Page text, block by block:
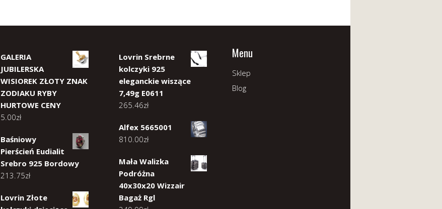
GALERIA
JUBILERSKA
WISIOREK ZŁOTY ZNAK
ZODIAKU RYBY
HURTOWE CENY
5.00zł
Baśniowy
Pierścień Eudialit
Srebro 925 Bordowy
213.75zł
Lovrin Złote
Lovrin Srebrne
kolczyki 925
eleganckie wiszące
7,49g E0611
265.46zł
Alfex 5665001
810.00zł
Mała Walizka
Podróżna
40x30x20 Wizzair
Bagaż Rgl
Menu
Sklep
Blog